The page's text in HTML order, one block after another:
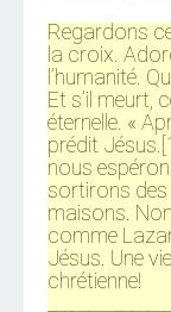
Regardons
la croix.
l’humanité.
Et s’il meurt,
éternelle. «
prédit
nous
sortirons
maisons.
comme
Jésus. Une
chrétienne!